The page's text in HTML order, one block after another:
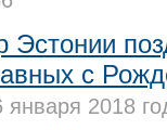
Эстонии
с
января 2018